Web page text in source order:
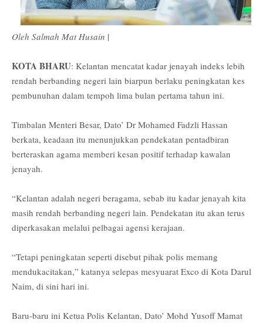
Oleh Salmah Mat Husain |
KOTA BHARU: Kelantan mencatat kadar jenayah indeks lebih
rendah berbanding negeri lain biarpun berlaku peningkatan kes
pembunuhan dalam tempoh lima bulan pertama tahun ini.
Timbalan Menteri Besar, Dato’ Dr Mohamed Fadzli Hassan
berkata, keadaan itu menunjukkan pendekatan pentadbiran
berteraskan agama memberi kesan positif terhadap kawalan
jenayah.
“Kelantan adalah negeri beragama, sebab itu kadar jenayah kita
masih rendah berbanding negeri lain. Pendekatan itu akan terus
diperkasakan melalui pelbagai agensi kerajaan.
“Tetapi peningkatan seperti disebut pihak polis memang
mendukacitakan,” katanya selepas mesyuarat Exco di Kota Darul
Naim, di sini hari ini.
Baru-baru ini Ketua Polis Kelantan, Dato’ Mohd Yusoff Mamat